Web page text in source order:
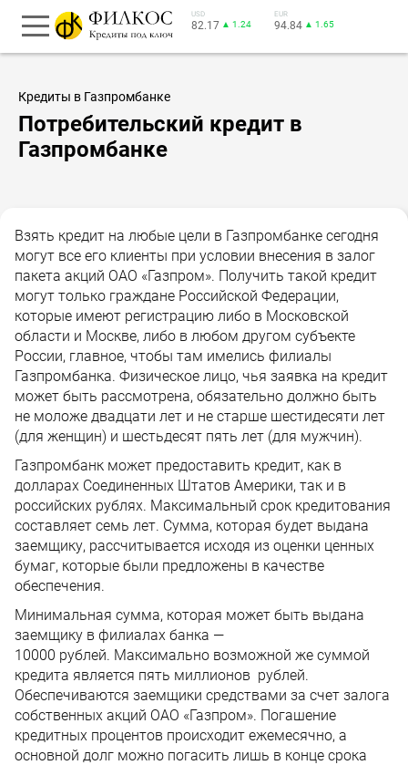
USD
82.17 ▲ 1.24
EUR
94.84 ▲ 1.65
Кредиты в Газпромбанке
Потребительский кредит в
Газпромбанке
Взять кредит на любые цели в Газпромбанке сегодня
могут все его клиенты при условии внесения в залог
пакета акций ОАО «Газпром». Получить такой кредит
могут только граждане Российской Федерации,
которые имеют регистрацию либо в Московской
области и Москве, либо в любом другом субъекте
России, главное, чтобы там имелись филиалы
Газпромбанка. Физическое лицо, чья заявка на кредит
может быть рассмотрена, обязательно должно быть
не моложе двадцати лет и не старше шестидесяти лет
(для женщин) и шестьдесят пять лет (для мужчин).
Газпромбанк может предоставить кредит, как в
долларах Соединенных Штатов Америки, так и в
российских рублях. Максимальный срок кредитования
составляет семь лет. Сумма, которая будет выдана
заемщику, рассчитывается исходя из оценки ценных
бумаг, которые были предложены в качестве
обеспечения.
Минимальная сумма, которая может быть выдана
заемщику в филиалах банка —
10000 рублей. Максимально возможной же суммой
кредита является пять миллионов рублей.
Обеспечиваются заемщики средствами за счет залога
собственных акций ОАО «Газпром». Погашение
кредитных процентов происходит ежемесячно, а
основной долг можно погасить лишь в конце срока